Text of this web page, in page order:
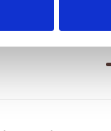
SPC Cameron
m2